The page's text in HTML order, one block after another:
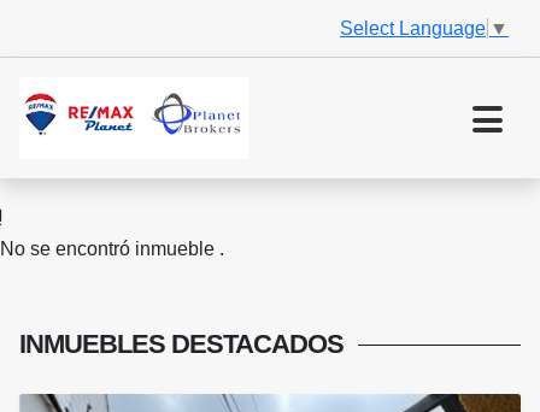
Select Language ▼
No se encontró inmueble .
INMUEBLES DESTACADOS